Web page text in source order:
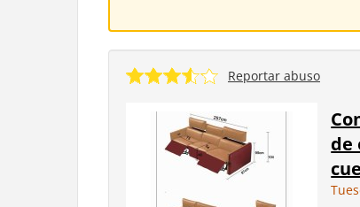
Reportar abuso
de